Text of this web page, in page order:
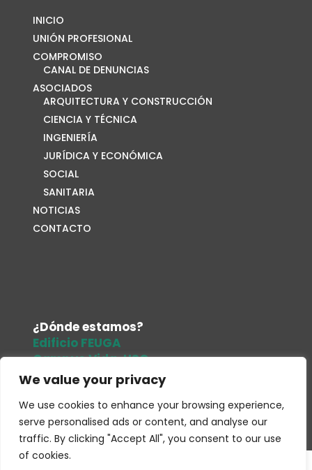
We value your privacy
We use cookies to enhance your browsing experience,
serve personalised ads or content, and analyse our
traffic. By clicking "Accept All", you consent to our use
of cookies.
INICIO
UNIÓN PROFESIONAL
COMPROMISO
CANAL DE DENUNCIAS
ASOCIADOS
ARQUITECTURA Y CONSTRUCCIÓN
CIENCIA Y TÉCNICA
INGENIERÍA
JURÍDICA Y ECONÓMICA
SOCIAL
SANITARIA
NOTICIAS
CONTACTO
¿Dónde estamos?
Edificio FEUGA
Campus Vida. USC
15705. Santiago de Compostela
679 486 961
Correo electrónico